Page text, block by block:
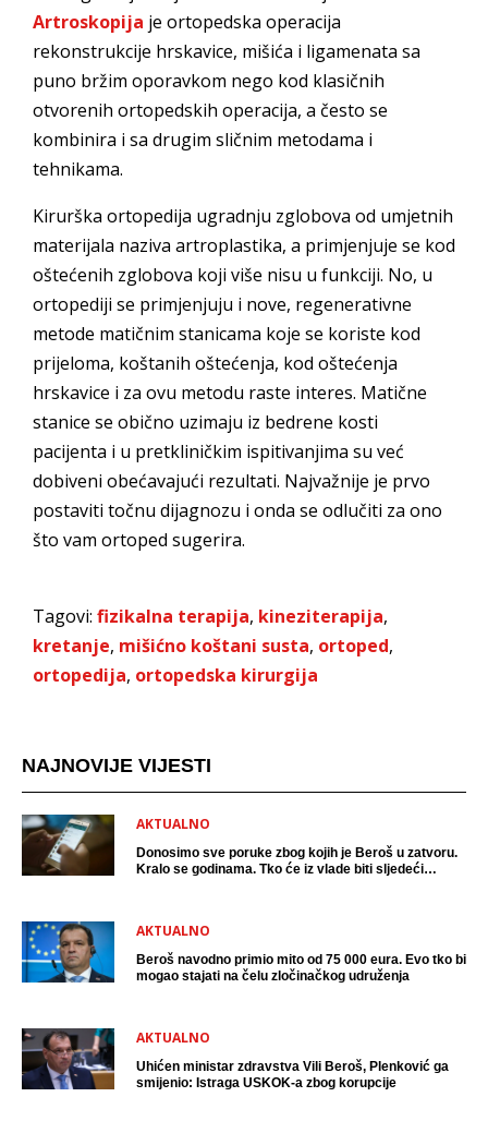
Artroskopija je ortopedska operacija
rekonstrukcije hrskavice, mišića i ligamenata sa
puno bržim oporavkom nego kod klasičnih
otvorenih ortopedskih operacija, a često se
kombinira i sa drugim sličnim metodama i
tehnikama.
Kirurška ortopedija ugradnju zglobova od umjetnih
materijala naziva artroplastika, a primjenjuje se kod
oštećenih zglobova koji više nisu u funkciji. No, u
ortopediji se primjenjuju i nove, regenerativne
metode matičnim stanicama koje se koriste kod
prijeloma, koštanih oštećenja, kod oštećenja
hrskavice i za ovu metodu raste interes. Matične
stanice se obično uzimaju iz bedrene kosti
pacijenta i u pretkliničkim ispitivanjima su već
dobiveni obećavajući rezultati. Najvažnije je prvo
postaviti točnu dijagnozu i onda se odlučiti za ono
što vam ortoped sugerira.
Tagovi: fizikalna terapija, kineziterapija,
kretanje, mišićno koštani susta, ortoped,
ortopedija, ortopedska kirurgija
NAJNOVIJE VIJESTI
AKTUALNO
Donosimo sve poruke zbog kojih je Beroš u zatvoru.
Kralo se godinama. Tko će iz vlade biti sljedeći
AKTUALNO
Beroš navodno primio mito od 75 000 eura. Evo tko bi
mogao stajati na čelu zločinačkog udruženja
AKTUALNO
Uhićen ministar zdravstva Vili Beroš, Plenković ga
smijenio: Istraga USKOK-a zbog korupcije